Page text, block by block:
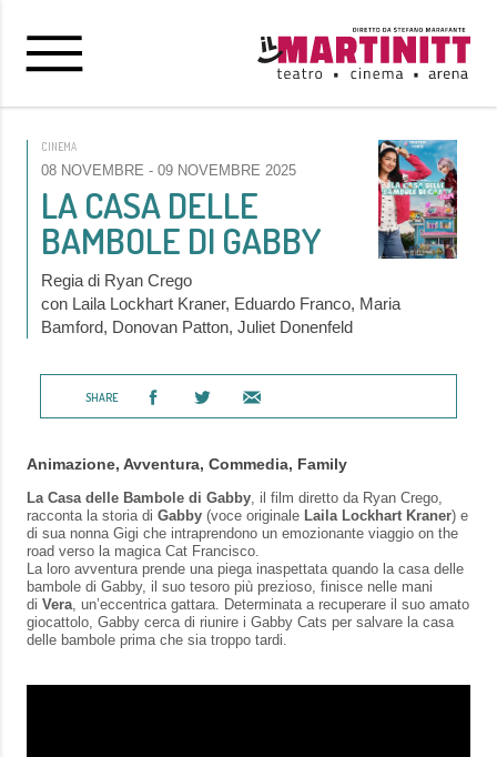
CINEMA
08 NOVEMBRE - 09 NOVEMBRE 2025
LA CASA DELLE
BAMBOLE DI GABBY
Regia di Ryan Crego
con Laila Lockhart Kraner, Eduardo Franco, Maria
Bamford, Donovan Patton, Juliet Donenfeld
SHARE
Animazione, Avventura, Commedia, Family
La Casa delle Bambole di Gabby, il film diretto da Ryan Crego,
racconta la storia di Gabby (voce originale Laila Lockhart Kraner) e
di sua nonna Gigi che intraprendono un emozionante viaggio on the
road verso la magica Cat Francisco.
La loro avventura prende una piega inaspettata quando la casa delle
bambole di Gabby, il suo tesoro più prezioso, finisce nelle mani
di Vera, un’eccentrica gattara. Determinata a recuperare il suo amato
giocattolo, Gabby cerca di riunire i Gabby Cats per salvare la casa
delle bambole prima che sia troppo tardi.